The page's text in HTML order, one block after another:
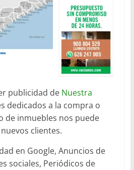
publicidad de Nuestra
dedicados a la compra o
de inmuebles nos puede
clientes.
en Google, Anuncios de
sociales, Periódicos de